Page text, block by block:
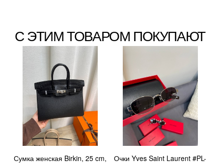
С ЭТИМ ТОВАРОМ ПОКУПАЮТ
Сумка женская Birkin, 25 cm,
Очки Yves Saint Laurent #PL-